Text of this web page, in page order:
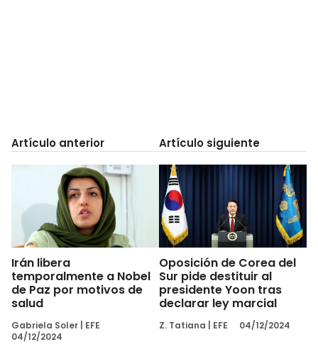
Artículo anterior
Irán libera
temporalmente a Nobel
de Paz por motivos de
salud
Gabriela Soler
EFE
04/12/2024
Artículo siguiente
Oposición de Corea del
Sur pide destituir al
presidente Yoon tras
declarar ley marcial
Z. Tatiana EFE 04/12/2024